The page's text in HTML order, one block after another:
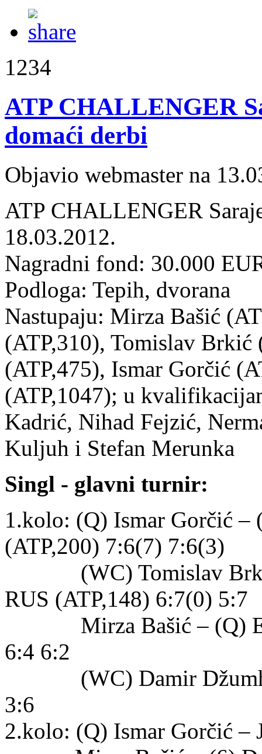
1234
ATP CHALLENGER
domaći derbi
Objavio webmaster na
ATP CHALLENGER
18.03.2012.
Nagradni fond: 30.000
Podloga: Tepih, dvorana
Nastupaju: Mirza Bašić
(ATP,310), Tomislav
(ATP,475), Ismar Gorčić
(ATP,1047); u
Kadrić, Nihad Fejzić,
Kuljuh i Stefan Merunka
Singl - glavni turnir:
1.kolo: (Q) Ismar Gorčić
(ATP,200) 7:6(7) 7:6(3)
(WC) Tomislav Brkić
RUS (ATP,148) 6:7(0) 5:7
Mirza Bašić – (Q)
6:4 6:2
(WC) Damir
3:6
2.kolo: (Q) Ismar Gorčić –